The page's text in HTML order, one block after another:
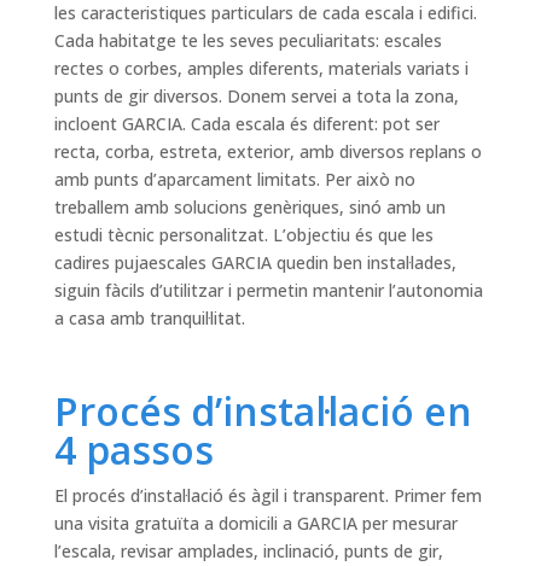
les caracteristiques particulars de cada escala i edifici.
Cada habitatge te les seves peculiaritats: escales
rectes o corbes, amples diferents, materials variats i
punts de gir diversos. Donem servei a tota la zona,
incloent GARCIA. Cada escala és diferent: pot ser
recta, corba, estreta, exterior, amb diversos replans o
amb punts d’aparcament limitats. Per això no
treballem amb solucions genèriques, sinó amb un
estudi tècnic personalitzat. L’objectiu és que les
cadires pujaescales GARCIA quedin ben instal·lades,
siguin fàcils d’utilitzar i permetin mantenir l’autonomia
a casa amb tranquil·litat.
Procés d’instal·lació en
4 passos
El procés d’instal·lació és àgil i transparent. Primer fem
una visita gratuïta a domicili a GARCIA per mesurar
l’escala, revisar amplades, inclinació, punts de gir,